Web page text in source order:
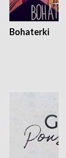
Bohaterki